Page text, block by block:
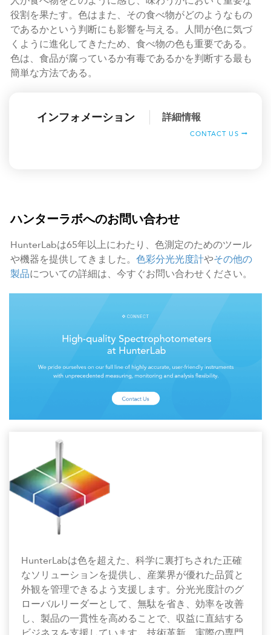
役割を果たす。色はまた、その食べ物がどのようなもの
であるかという判断にも影響を与える。人間が色に気づ
くように進化してきたため、食べ物の色も重要である。
色は、食品が腐っているか有毒であるかを判断する最も
簡単な方法である。
インフォメーション 詳細情報
CONTACT US
ハンターラボへのお問い合わせ
HunterLabは65年以上にわたり、色測定のためのツール
や機器を提供してきました。 色彩分光光度計やその他の
製品についての詳細は、今すぐお問い合わせください。
HunterLabは色を超えた、科学に裏打ちされた正確
なソリューションを提供し、産業界が優れた品質と
外観を管理できるよう支援します。分光光度計のグ
ローバルリーダーとして、無駄を省き、効率を改善
し、製品の一貫性を高めることで、収益に直結する